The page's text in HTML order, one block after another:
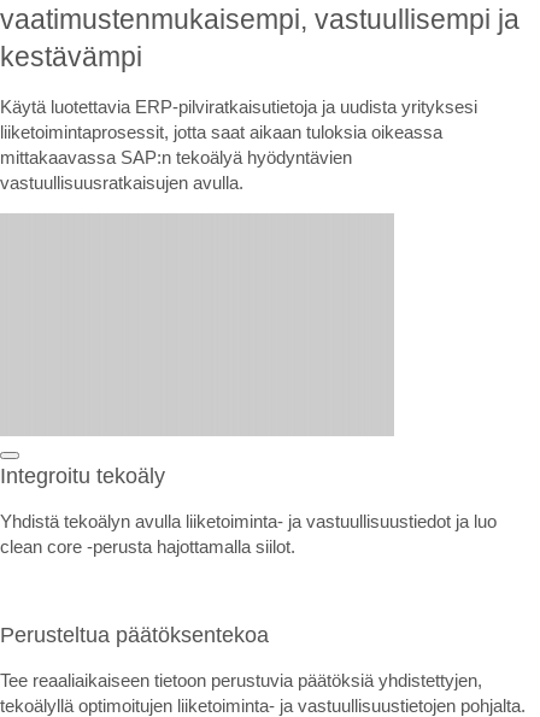
vaatimustenmukaisempi, vastuullisempi ja
kestävämpi
Käytä luotettavia ERP-pilviratkaisutietoja ja uudista yrityksesi
liiketoimintaprosessit, jotta saat aikaan tuloksia oikeassa
mittakaavassa SAP:n tekoälyä hyödyntävien
vastuullisuusratkaisujen avulla.
Integroitu tekoäly
Yhdistä tekoälyn avulla liiketoiminta- ja vastuullisuustiedot ja luo
clean core -perusta hajottamalla siilot.
Perusteltua päätöksentekoa
Tee reaaliaikaiseen tietoon perustuvia päätöksiä yhdistettyjen,
tekoälyllä optimoitujen liiketoiminta- ja vastuullisuustietojen pohjalta.